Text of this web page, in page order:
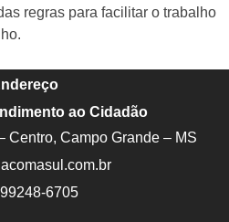
regras para facilitar o trabalho
ao Cidadão
Centro, Campo Grande – MS
6705